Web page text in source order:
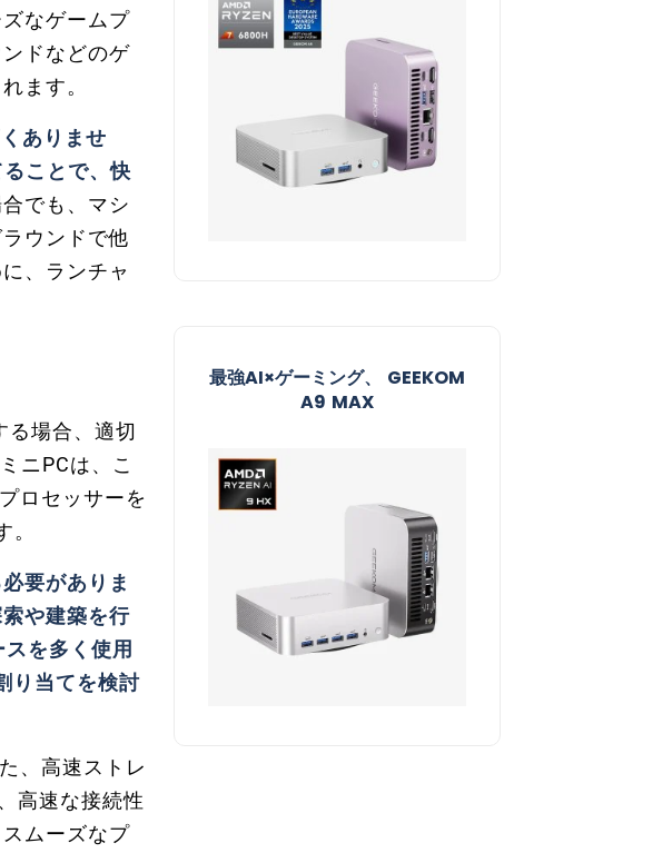
なゲームプ
ドなどのゲ
ます。
ありませ
ことで、快
でも、マシ
ウンドで他
、ランチャ
場合、適切
ニPCは、こ
ロセッサーを
要がありま
や建築を行
を多く使用
り当てを検討
、高速ストレ
高速な接続性
ムーズなプ
最強AI×ゲーミング、 GEEKOM
A9 MAX